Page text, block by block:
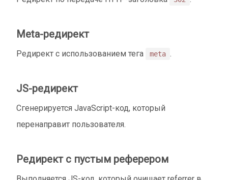
Meta-редирект
Редирект с использованием тега meta .
JS-редирект
Сгенерируется JavaScript-код, который
перенаправит пользователя.
Редирект с пустым реферером